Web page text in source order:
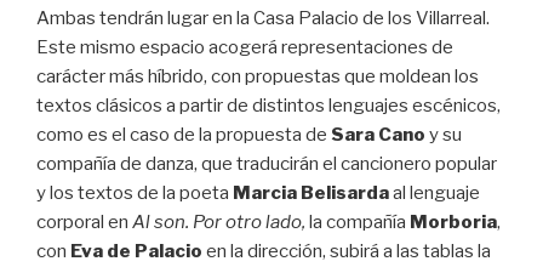
Ambas tendrán lugar en la Casa Palacio de los Villarreal.
Este mismo espacio acogerá representaciones de
carácter más híbrido, con propuestas que moldean los
textos clásicos a partir de distintos lenguajes escénicos,
como es el caso de la propuesta de Sara Cano y su
compañía de danza, que traducirán el cancionero popular
y los textos de la poeta Marcia Belisardaal lenguaje
corporal en Al son. Por otro lado, la compañía Morboria,
con Eva de Palacio en la dirección, subirá a las tablas la